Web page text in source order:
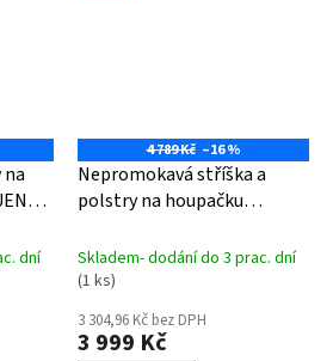
dní
4 789 Kč –16 %
Nepromokavá stříška a
polstry na houpačku
Skladem- dodání do 3 prac. dní
(1 ks)
3 304,96 Kč bez DPH
3 999 Kč